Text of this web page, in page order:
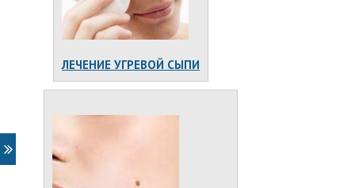
ЛЕЧЕНИЕ УГРЕВОЙ СЫПИ